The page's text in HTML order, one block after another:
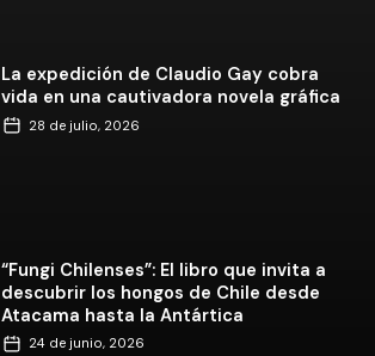
La expedición de Claudio Gay cobra
vida en una cautivadora novela gráfica
28 de julio, 2026
“Fungi Chilenses”: El libro que invita a
descubrir los hongos de Chile desde
Atacama hasta la Antártica
24 de junio, 2026